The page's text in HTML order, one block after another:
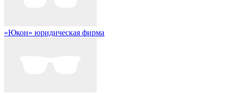
«Юкон» юридическая фирма